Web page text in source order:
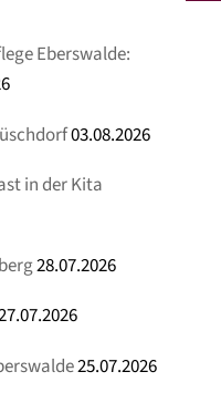
Eberswalde:
03.08.2026
in der Kita
28.07.2026
25.07.2026